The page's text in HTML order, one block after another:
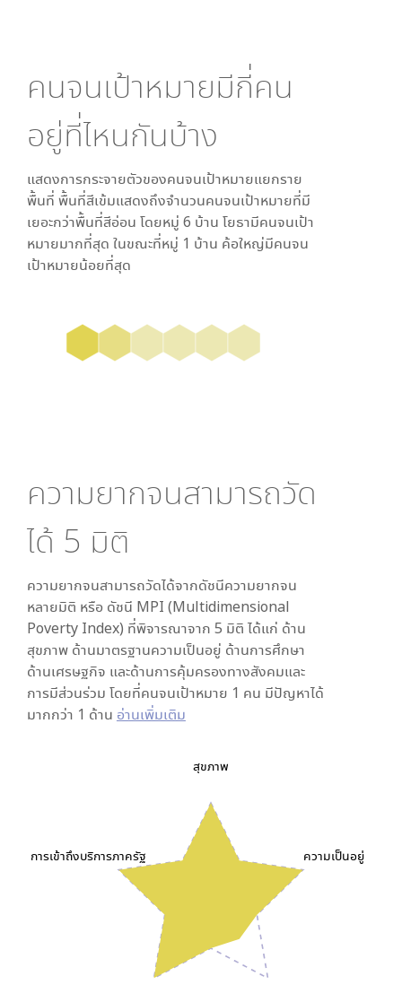
คนจนเป้าหมายมีกี่คน
อยู่ที่ไหนกันบ้าง
แสดงการกระจายตัวของคนจนเป้าหมายแยกราย
พื้นที่ พื้นที่สีเข้มแสดงถึงจำนวนคนจนเป้าหมายที่มี
เยอะกว่าพื้นที่สีอ่อน โดยหมู่ 6 บ้าน โยธามีคนจนเป้า
หมายมากที่สุด ในขณะที่หมู่ 1 บ้าน ค้อใหญ่มีคนจน
เป้าหมายน้อยที่สุด
ความยากจนสามารถวัด
ได้ 5 มิติ
ความยากจนสามารถวัดได้จากดัชนีความยากจน
หลายมิติ หรือ ดัชนี MPI (Multidimensional
Poverty Index) ที่พิจารณาจาก 5 มิติ ได้แก่ ด้าน
สุขภาพ ด้านมาตรฐานความเป็นอยู่ ด้านการศึกษา
ด้านเศรษฐกิจ และด้านการคุ้มครองทางสังคมและ
การมีส่วนร่วม โดยที่คนจนเป้าหมาย 1 คน มีปัญหาได้
มากกว่า 1 ด้าน อ่านเพิ่มเติม
สุขภาพ
ความเป็นอยู่
การเข้าถึงบริการภาครัฐ